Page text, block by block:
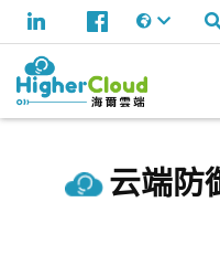
云端防